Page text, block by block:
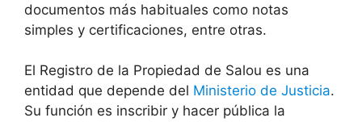
documentos más habituales como notas
simples y certificaciones, entre otras.
El Registro de la Propiedad de Salou es una
entidad que depende del Ministerio de Justicia.
Su función es inscribir y hacer pública la